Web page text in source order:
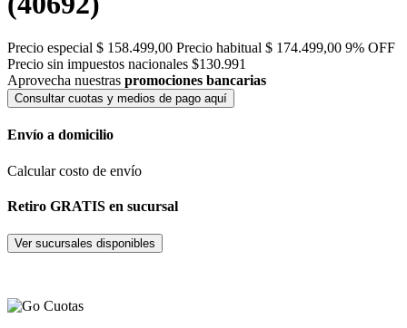
Precio especial $ 158.499,00 Precio habitual $ 174.499,00 9% OFF
Precio sin impuestos nacionales $130.991
Aprovecha nuestras promociones bancarias
Consultar cuotas y medios de pago aquí
Envío a domicilio
Calcular costo de envío
Retiro GRATIS en sucursal
Ver sucursales disponibles